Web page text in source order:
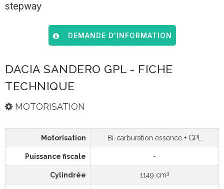
stepway
DEMANDE D'INFORMATION
DACIA SANDERO GPL - FICHE
TECHNIQUE
MOTORISATION
Motorisation Bi-carburation essence + GPL
Puissance fiscale -
Cylindrée 1149 cm3